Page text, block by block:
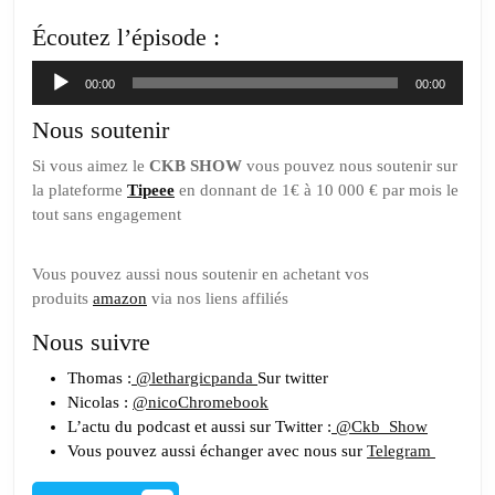
Écoutez l’épisode :
Lecteur
audio
00:00 00:00
Nous soutenir
Si vous aimez le CKB SHOW vous pouvez nous soutenir sur
la plateforme Tipeee en donnant de 1€ à 10 000 € par mois le
tout sans engagement
Vous pouvez aussi nous soutenir en achetant vos
produits amazon via nos liens affiliés
Nous suivre
Thomas : @lethargicpanda Sur twitter
Nicolas : @nicoChromebook
L’actu du podcast et aussi sur Twitter : @Ckb_Show
Vous pouvez aussi échanger avec nous sur Telegram